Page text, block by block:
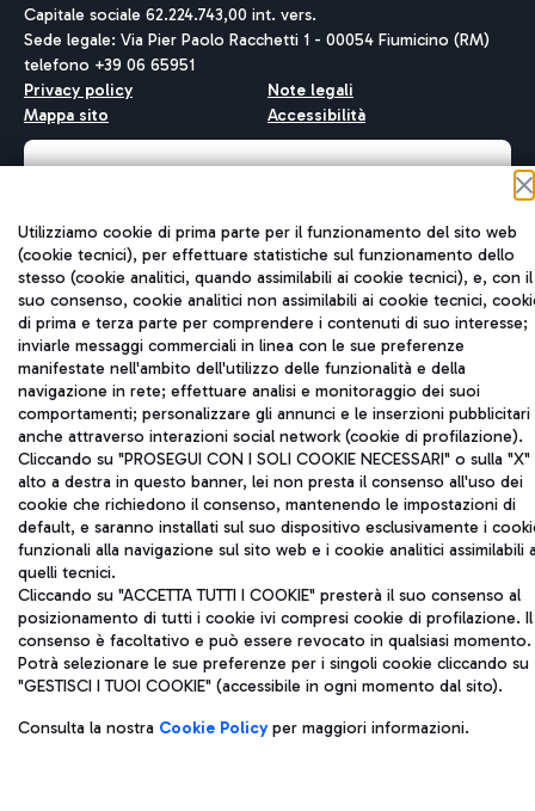
Capitale sociale 62.224.743,00 int. vers.
Sede legale: Via Pier Paolo Racchetti 1 - 00054 Fiumicino (RM)
telefono +39 06 65951
Privacy policy
Note legali
Mappa sito
Accessibilità
QUALITÀ SOSTENIBILITÀ INNOVAZIONE
Utilizziamo cookie di prima parte per il funzionamento del sito web
(cookie tecnici), per effettuare statistiche sul funzionamento dello
stesso (cookie analitici, quando assimilabili ai cookie tecnici), e, con il
suo consenso, cookie analitici non assimilabili ai cookie tecnici,
di prima e terza parte per comprendere i contenuti di suo interesse;
inviarle messaggi commerciali in linea con le sue preferenze
manifestate nell'ambito dell'utilizzo delle funzionalità e della
navigazione in rete; effettuare analisi e monitoraggio dei suoi
comportamenti; personalizzare gli annunci e le inserzioni pubblicitari
anche attraverso interazioni social network (cookie di profilazione).
Cliccando su "PROSEGUI CON I SOLI COOKIE NECESSARI" o sulla "X"
alto a destra in questo banner, lei non presta il consenso all'uso dei
cookie che richiedono il consenso, mantenendo le impostazioni di
default, e saranno installati sul suo dispositivo esclusivamente i
funzionali alla navigazione sul sito web e i cookie analitici assimilabili
quelli tecnici.
Cliccando su "ACCETTA TUTTI I COOKIE" presterà il suo consenso al
posizionamento di tutti i cookie ivi compresi cookie di profilazione. Il
consenso è facoltativo e può essere revocato in qualsiasi momento.
Potrà selezionare le sue preferenze per i singoli cookie cliccando su
"GESTISCI I TUOI COOKIE" (accessibile in ogni momento dal sito).
Consulta la nostra Cookie Policyper maggiori informazioni.